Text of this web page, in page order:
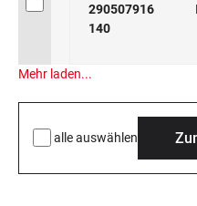
290507916
140
Mehr laden...
alle auswählen